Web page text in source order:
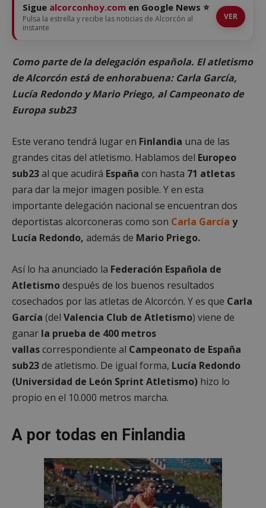
Sigue alcorconhoy.com en Google News ⭐
Pulsa la estrella y recibe las noticias de Alcorcón al
instante
VER
Como parte de la delegación española. El atletismo
de Alcorcón está de enhorabuena: Carla García,
Lucía Redondo y Mario Priego, al Campeonato de
Europa sub23
Este verano tendrá lugar en Finlandia una de las
grandes citas del atletismo. Hablamos del Europeo
sub23al que acudirá España con hasta 71 atletas
para dar la mejor imagen posible. Y en esta
importante delegación nacional se encuentran dos
deportistas alcorconeras como son Carla García y
Lucía Redondo, además de Mario Priego.
Así lo ha anunciado la Federación Española de
Atletismodespués de los buenos resultados
cosechados por las atletas de Alcorcón. Y es que Carla
García (del Valencia Club de Atletismo) viene de
ganar la prueba de 400 metros
vallascorrespondiente al Campeonato de España
sub23de atletismo. De igual forma, Lucía Redondo
(Universidad de León Sprint Atletismo) hizo lo
propio en el 10.000 metros marcha.
A por todas en Finlandia